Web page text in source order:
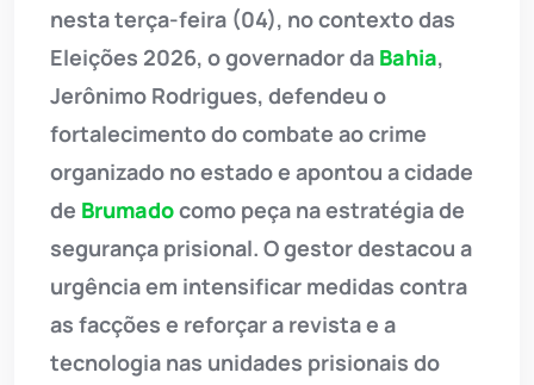
nesta terça-feira (04), no contexto das
Eleições 2026, o governador da Bahia,
Jerônimo Rodrigues, defendeu o
fortalecimento do combate ao crime
organizado no estado e apontou a cidade
de Brumadocomo peça na estratégia de
segurança prisional. O gestor destacou a
urgência em intensificar medidas contra
as facções e reforçar a revista e a
tecnologia nas unidades prisionais do